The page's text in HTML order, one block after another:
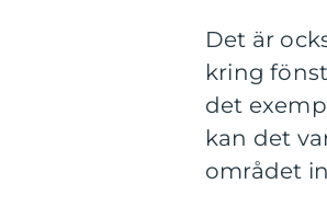
Det är
kring
det
kan det
området